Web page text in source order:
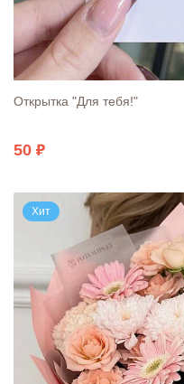
Открытка "Для тебя!"
50
Хит